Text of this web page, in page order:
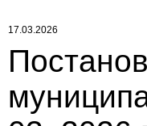
17.03.2026